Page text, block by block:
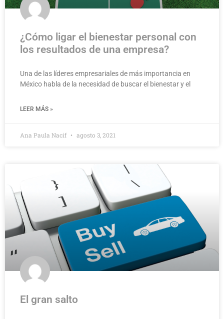
¿Cómo ligar el bienestar personal con
los resultados de una empresa?
Una de las líderes empresariales de más importancia en
México habla de la necesidad de buscar el bienestar y el
LEER MÁS »
Ana Paula Nacif agosto 3, 2021
El gran salto